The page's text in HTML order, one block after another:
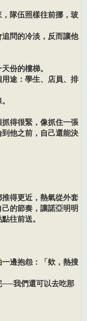
隊伍照樣往前挪，玻
問的冷淡，反而讓他
份的樓梯。
途：學生、店員、排
得很緊，像抓住一張
他之前，自己還能決
得更近，熱氣從外套
的節奏，讓諾亞明明
往前送。
邊抱怨：「欸，熱搜
我們還可以去吃那